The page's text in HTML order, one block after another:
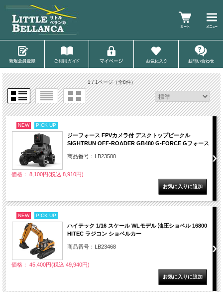
1 / 1ページ（全8件）
NEW PICK UP
ジーフォース FPVカメラ付 デスクトップビークル
SIGHTRUN OFF-ROADER GB480 G-FORCE Gフォース
商品番号：LB23580
価格： 8,100円(税込 8,910円)
NEW PICK UP
ハイテック 1/16 スケール WLモデル 油圧ショベル 16800
HITEC ラジコン ショベルカー
商品番号：LB23468
価格： 45,400円(税込 49,940円)